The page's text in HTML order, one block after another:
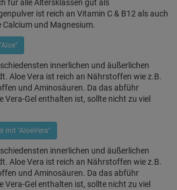
für alle Altersklassen gut als
ist reich an Vitamin C & B12 als auch
und Magnesium.
innerlichen und äußerlichen
Aloe Vera ist reich an Nährstoffen wie z.B.
und Aminosäuren. Da das abführ
Vera-Gel enthalten ist, sollte nicht zu viel
mit "AloeVera"
innerlichen und äußerlichen
Aloe Vera ist reich an Nährstoffen wie z.B.
und Aminosäuren. Da das abführ
Vera-Gel enthalten ist, sollte nicht zu viel